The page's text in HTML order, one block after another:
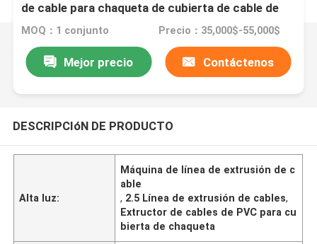
de cable para chaqueta de cubierta de cable de
PVC
MOQ：1 conjunto Precio：35,000$-55,000$
Mejor precio Contáctenos
DESCRIPCIóN DE PRODUCTO
Alta luz:
Máquina de línea de extrusión de c
able
, 2.5 Línea de extrusión de cables,
Extructor de cables de PVC para cu
bierta de chaqueta